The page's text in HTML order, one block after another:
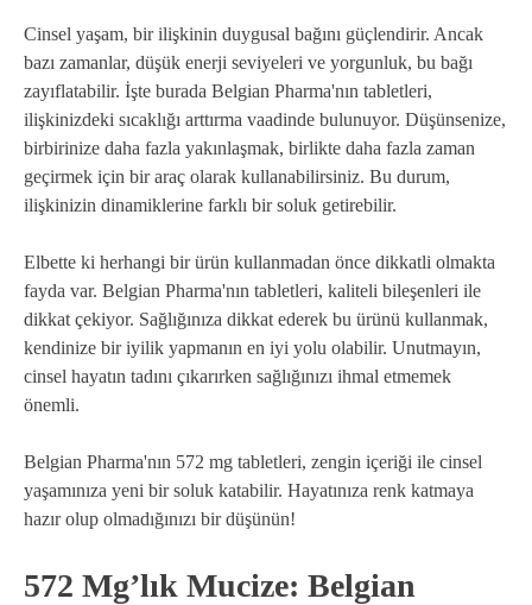
Cinsel yaşam, bir ilişkinin duygusal bağını güçlendirir. Ancak
bazı zamanlar, düşük enerji seviyeleri ve yorgunluk, bu bağı
zayıflatabilir. İşte burada Belgian Pharma'nın tabletleri,
ilişkinizdeki sıcaklığı arttırma vaadinde bulunuyor. Düşünsenize,
birbirinize daha fazla yakınlaşmak, birlikte daha fazla zaman
geçirmek için bir araç olarak kullanabilirsiniz. Bu durum,
ilişkinizin dinamiklerine farklı bir soluk getirebilir.
Elbette ki herhangi bir ürün kullanmadan önce dikkatli olmakta
fayda var. Belgian Pharma'nın tabletleri, kaliteli bileşenleri ile
dikkat çekiyor. Sağlığınıza dikkat ederek bu ürünü kullanmak,
kendinize bir iyilik yapmanın en iyi yolu olabilir. Unutmayın,
cinsel hayatın tadını çıkarırken sağlığınızı ihmal etmemek
önemli.
Belgian Pharma'nın 572 mg tabletleri, zengin içeriği ile cinsel
yaşamınıza yeni bir soluk katabilir. Hayatınıza renk katmaya
hazır olup olmadığınızı bir düşünün!
572 Mg’lık Mucize: Belgian